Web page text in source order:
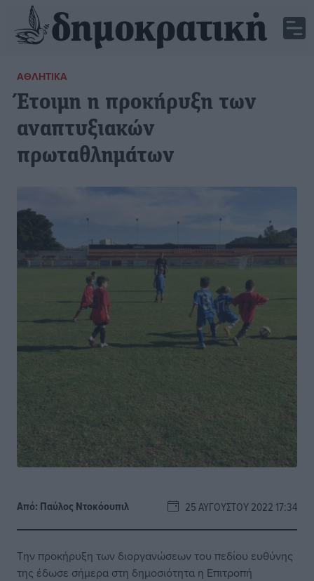
ΑΘΛΗΤΙΚΆ
Έτοιμη η προκήρυξη των
αναπτυξιακών
πρωταθλημάτων
Από: Παύλος Nτοκόουπιλ 25 ΑΥΓΟΎΣΤΟΥ 2022 17:34
Την προκήρυξη των διοργανώσεων του πεδίου ευθύνης
της έδωσε σήμερα στη δημοσιότητα η Επιτροπή